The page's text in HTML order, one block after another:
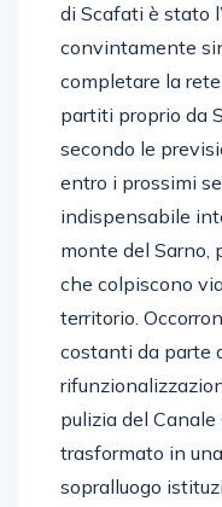
di Scafati è stato
convintamente
completare la
partiti proprio da
secondo le
entro i prossimi
indispensabile
monte del Sarno,
che colpiscono
territorio.
costanti da parte
pulizia del Canale
trasformato in
sopralluogo